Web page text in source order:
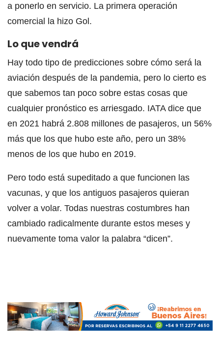
a ponerlo en servicio. La primera operación
comercial la hizo Gol.
Lo que vendrá
Hay todo tipo de predicciones sobre cómo será la
aviación después de la pandemia, pero lo cierto es
que sabemos tan poco sobre estas cosas que
cualquier pronóstico es arriesgado. IATA dice que
en 2021 habrá 2.808 millones de pasajeros, un 56%
más que los que hubo este año, pero un 38%
menos de los que hubo en 2019.
Pero todo está supeditado a que funcionen las
vacunas, y que los antiguos pasajeros quieran
volver a volar. Todas nuestras costumbres han
cambiado radicalmente durante estos meses y
nuevamente toma valor la palabra “dicen”.